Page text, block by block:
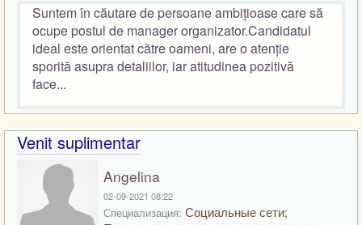
Suntem în căutare de persoane ambițioase care să
ocupe postul de manager organizator.Candidatul
ideal este orientat către oameni, are o atenție
sporită asupra detaliilor, iar atitudinea pozitivă
face...
Venit suplimentar
Angelina
02-09-2021 08:22
Специализация: Социальные сети;